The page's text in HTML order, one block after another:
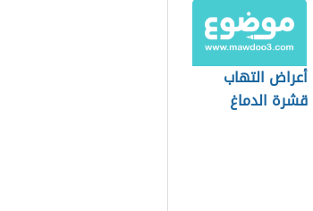
أعراض التهاب
قشرة الدماغ